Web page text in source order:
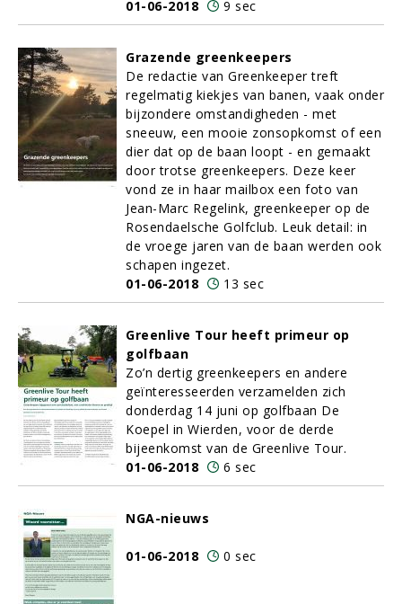
01-06-2018
9 sec
Grazende greenkeepers
De redactie van Greenkeeper treft
regelmatig kiekjes van banen, vaak onder
bijzondere omstandigheden - met
sneeuw, een mooie zonsopkomst of een
dier dat op de baan loopt - en gemaakt
door trotse greenkeepers. Deze keer
vond ze in haar mailbox een foto van
Jean-Marc Regelink, greenkeeper op de
Rosendaelsche Golfclub. Leuk detail: in
de vroege jaren van de baan werden ook
schapen ingezet.
01-06-2018
13 sec
Greenlive Tour heeft primeur op
golfbaan
Zo’n dertig greenkeepers en andere
geïnteresseerden verzamelden zich
donderdag 14 juni op golfbaan De
Koepel in Wierden, voor de derde
bijeenkomst van de Greenlive Tour.
01-06-2018
6 sec
NGA-nieuws
01-06-2018 0 sec